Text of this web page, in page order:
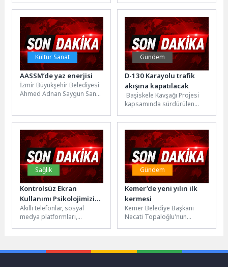
(YEDAM) iş birliği
kapsamında, bağımlılıkla
mücadele eden bireylere...
Edebiyat tarihimizin en
önemli yazarlarından...
Kültür Sanat
AASSM’de yaz enerjisi
İzmir Büyükşehir Belediyesi
Ahmed Adnan Saygun Sanat
Gündem
D-130 Karayolu trafik
akışına kapatılacak
Başiskele Kavşağı Projesi
kapsamında sürdürülen
nedeni ile D-130 Karayolu
İzmit ve Gölcük...
Sağlık
Kontrolsüz Ekran
Kullanımı Psikolojimizi
Nasıl Etkiliyor?
Akıllı telefonlar, sosyal
medya platformları,
Gündem
Kemer’de yeni yılın ilk
kermesi
Kemer Belediye Başkanı
Necati Topaloğlu'nun
Hanımları Kermesi'nin...